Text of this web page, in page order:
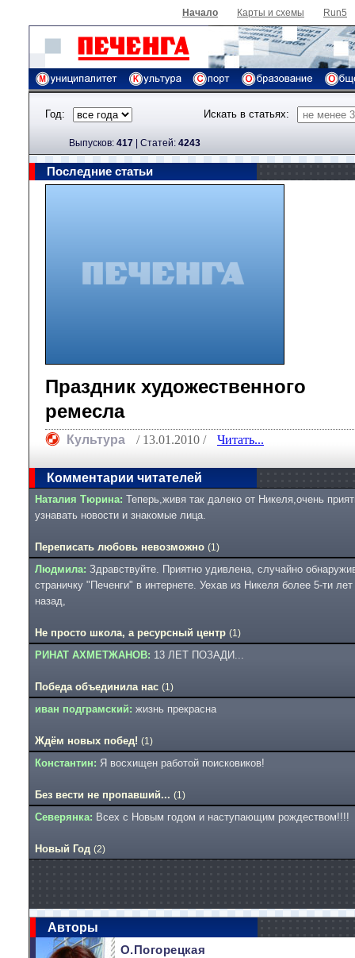
Начало Карты и схемы Run5
Год: Искать в статьях:
Выпусков: 417 | Cтатей: 4243
Последние статьи
Праздник художественного
ремесла
Культура / 13.01.2010 / Читать...
Комментарии читателей
Наталия Тюрина: Теперь,живя так далеко от Никеля,очень
узнавать новости и знакомые лица.
Переписать любовь невозможно (1)
Людмила: Здравствуйте. Приятно удивлена, случайно
страничку "Печенги" в интернете. Уехав из Никеля более 5-ти лет
назад,
Не просто школа, а ресурсный центр (1)
РИНАТ АХМЕТЖАНОВ: 13 ЛЕТ ПОЗАДИ...
Победа объединила нас (1)
иван подграмский: жизнь прекрасна
Ждём новых побед! (1)
Константин: Я восхищен работой поисковиков!
Без вести не пропавший... (1)
Северянка: Всех с Новым годом и наступающим рождеством!!!!
Новый Год (2)
Авторы
О.Погорецкая